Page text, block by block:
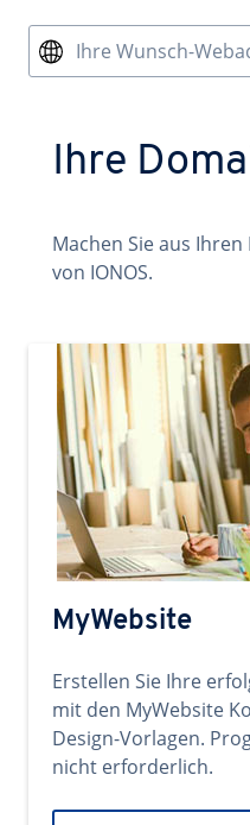
Ihre Wunsch-
Ihre
Machen Sie aus
von IONOS.
MyWebsite
Erstellen Sie Ihre
mit den MyWebsite
Design-Vorlagen.
nicht erforderlich.